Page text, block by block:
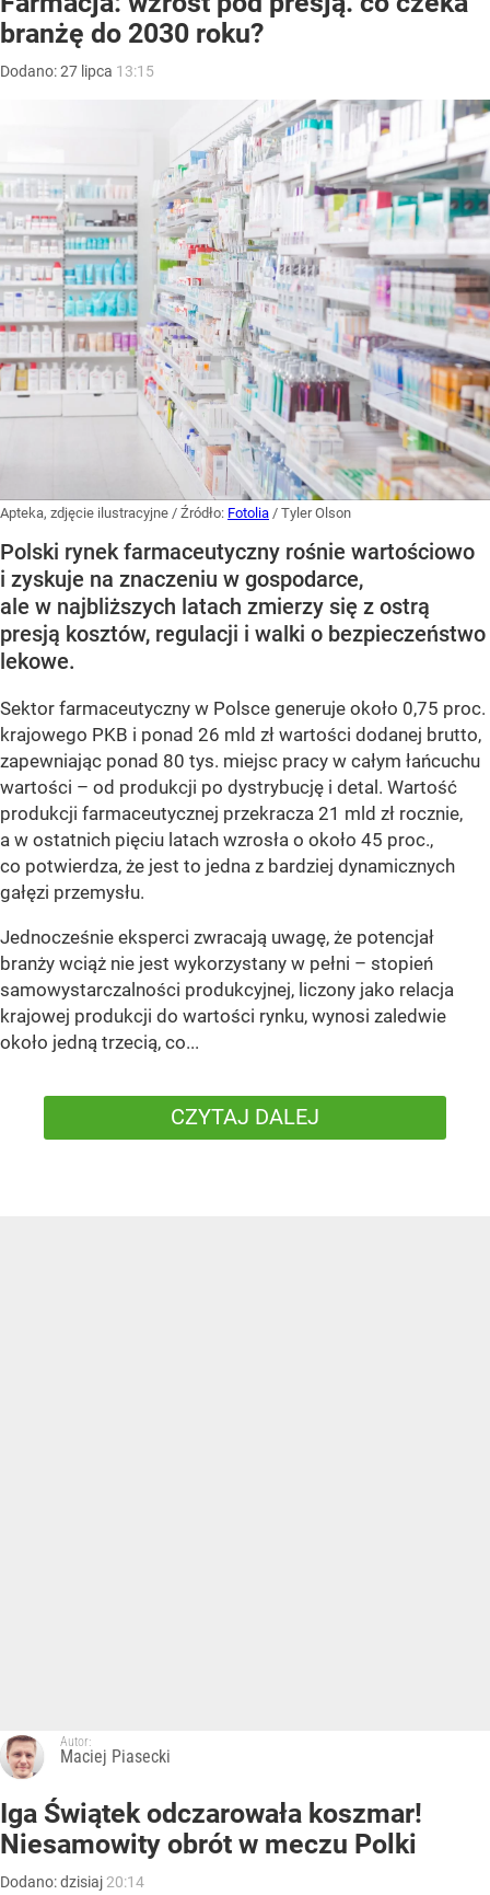
branżę do 2030 roku?
Dodano:27 lipca 13:15
Apteka, zdjęcie ilustracyjne / Źródło: Fotolia / Tyler Olson
Polski rynek farmaceutyczny rośnie wartościowo
i zyskuje na znaczeniu w gospodarce,
ale w najbliższych latach zmierzy się z ostrą
presją kosztów, regulacji i walki o bezpieczeństwo
lekowe.
Sektor farmaceutyczny w Polsce generuje około 0,75 proc.
krajowego PKB i ponad 26 mld zł wartości dodanej brutto,
zapewniając ponad 80 tys. miejsc pracy w całym łańcuchu
wartości – od produkcji po dystrybucję i detal. Wartość
produkcji farmaceutycznej przekracza 21 mld zł rocznie,
a w ostatnich pięciu latach wzrosła o około 45 proc.,
co potwierdza, że jest to jedna z bardziej dynamicznych
gałęzi przemysłu.
Jednocześnie eksperci zwracają uwagę, że potencjał
branży wciąż nie jest wykorzystany w pełni – stopień
samowystarczalności produkcyjnej, liczony jako relacja
krajowej produkcji do wartości rynku, wynosi zaledwie
około jedną trzecią, co...
CZYTAJ DALEJ
Autor:
Maciej Piasecki
Iga Świątek odczarowała koszmar!
Niesamowity obrót w meczu Polki
Dodano:dzisiaj 20:14